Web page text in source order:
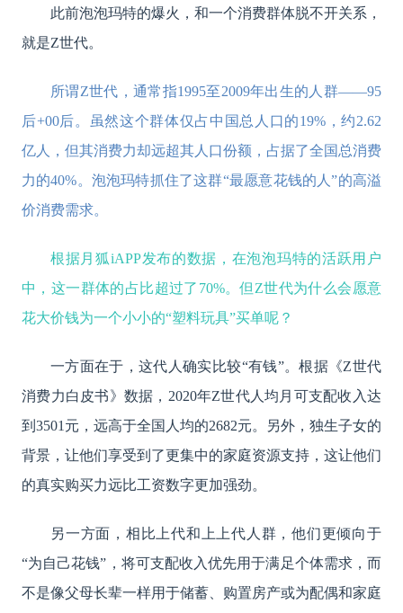
此前泡泡玛特的爆火，和一个消费群体脱不开关系，
就是Z世代。
所谓Z世代，通常指1995至2009年出生的人群——95
后+00后。虽然这个群体仅占中国总人口的19%，约2.62
亿人，但其消费力却远超其人口份额，占据了全国总消费
力的40%。泡泡玛特抓住了这群“最愿意花钱的人”的高溢
价消费需求。
根据月狐iAPP发布的数据，在泡泡玛特的活跃用户
中，这一群体的占比超过了70%。但Z世代为什么会愿意
花大价钱为一个小小的“塑料玩具”买单呢？
一方面在于，这代人确实比较“有钱”。根据《Z世代
消费力白皮书》数据，2020年Z世代人均月可支配收入达
到3501元，远高于全国人均的2682元。另外，独生子女的
背景，让他们享受到了更集中的家庭资源支持，这让他们
的真实购买力远比工资数字更加强劲。
另一方面，相比上代和上上代人群，他们更倾向于
“为自己花钱”，将可支配收入优先用于满足个体需求，而
不是像父母长辈一样用于储蓄、购置房产或为配偶和家庭